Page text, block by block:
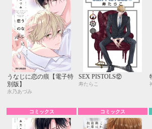
うなじに恋の痕【電子特
別版】
永乃あづみ
SEX PISTOLS⑫
寿たらこ
コミックス コミックス